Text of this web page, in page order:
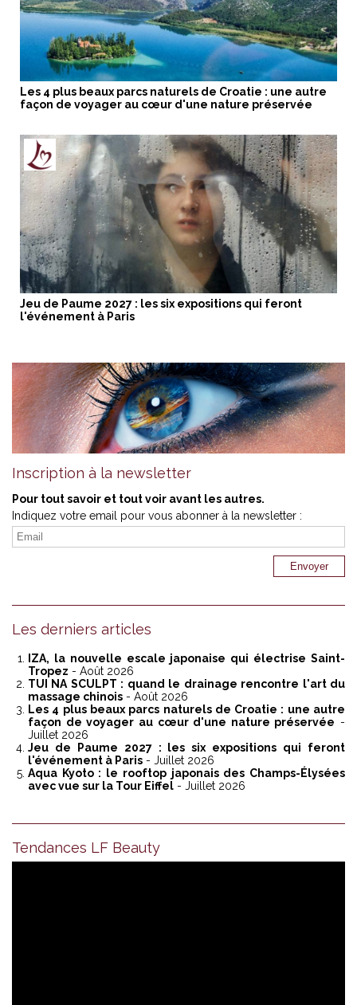
Les 4 plus beaux parcs naturels de Croatie : une autre
façon de voyager au cœur d'une nature préservée
Jeu de Paume 2027 : les six expositions qui feront
l'événement à Paris
Inscription à la newsletter
Pour tout savoir et tout voir avant les autres.
Indiquez votre email pour vous abonner à la newsletter :
Les derniers articles
IZA, la nouvelle escale japonaise qui électrise Saint-
Tropez - Août 2026
TUI NA SCULPT : quand le drainage rencontre l'art du
massage chinois - Août 2026
Les 4 plus beaux parcs naturels de Croatie : une autre
façon de voyager au cœur d'une nature préservée -
Juillet 2026
Jeu de Paume 2027 : les six expositions qui feront
l'événement à Paris - Juillet 2026
Aqua Kyoto : le rooftop japonais des Champs-Élysées
avec vue sur la Tour Eiffel - Juillet 2026
Tendances LF Beauty